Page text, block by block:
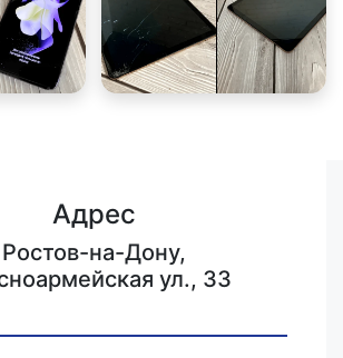
Адрес
Ростов-на-Дону,
ул., 33